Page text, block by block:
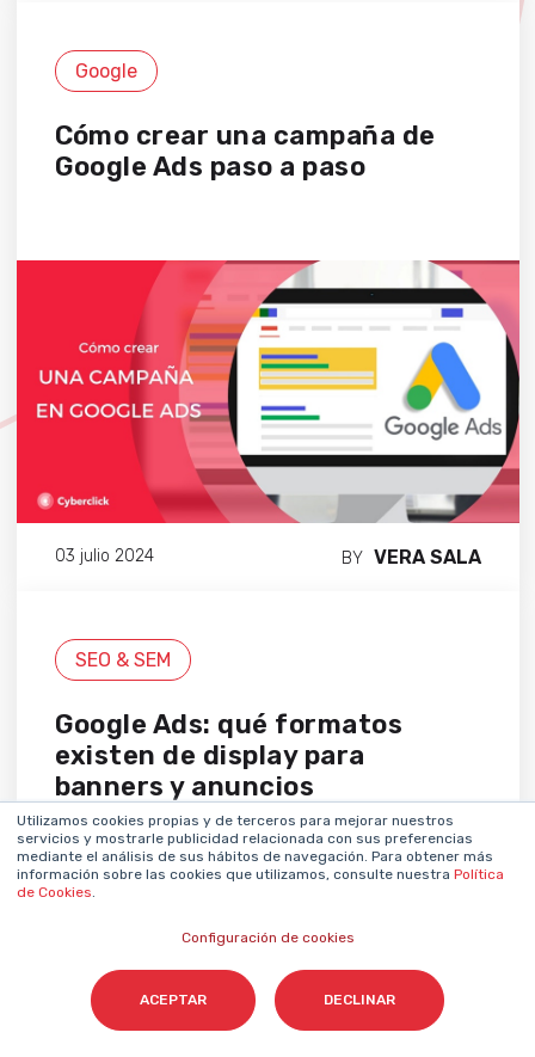
Utilizamos cookies propias y de terceros para mejorar nuestros
servicios y mostrarle publicidad relacionada con sus preferencias
mediante el análisis de sus hábitos de navegación. Para obtener más
información sobre las cookies que utilizamos, consulte nuestra Política
de Cookies.
Configuración de cookies
ACEPTAR DECLINAR
Google
Cómo crear una campaña de
Google Ads paso a paso
03 julio 2024 BY VERA SALA
SEO & SEM
Google Ads: qué formatos
existen de display para
banners y anuncios